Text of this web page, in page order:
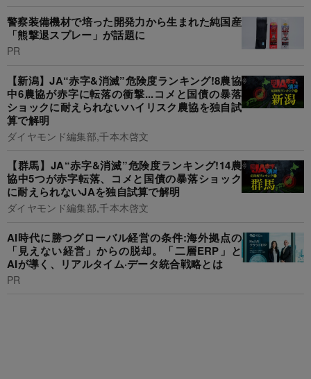
警察装備機材で培った開発力から生まれた純国産
「熊撃退スプレー」が話題に
PR
【新潟】JA“赤字&消滅”危険度ランキング!8農協
中6農協が赤字に転落の衝撃...コメと国債の暴落
ショックに耐えられないハイリスク農協を独自試
算で解明
ダイヤモンド編集部,千本木啓文
【群馬】JA“赤字&消滅”危険度ランキング!14農
協中5つが赤字転落、コメと国債の暴落ショック
に耐えられないJAを独自試算で解明
ダイヤモンド編集部,千本木啓文
AI時代に勝つグローバル経営の条件:海外拠点の
「見えない経営」からの脱却。「二層ERP」と
AIが導く、リアルタイム·データ統合戦略とは
PR